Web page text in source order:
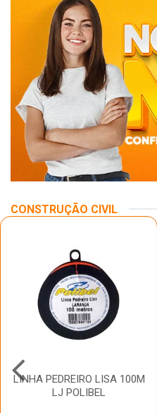
CONSTRUÇÃO CIVIL
LINHA PEDREIRO LISA 100M
LJ POLIBEL